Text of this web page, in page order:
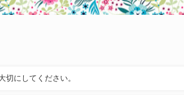
切にしてください。